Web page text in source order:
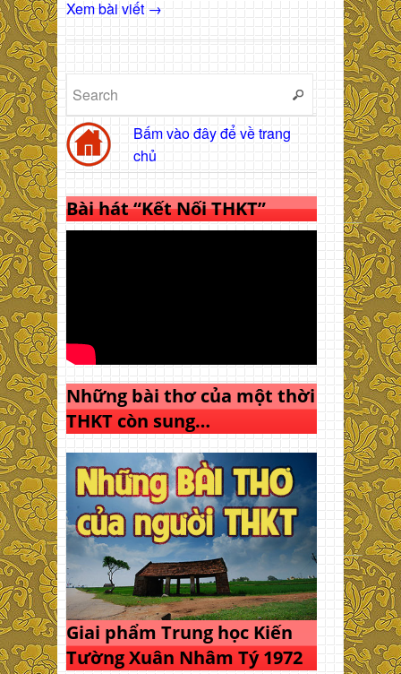
Xem bài viết →
Bấm vào đây để về trang
chủ
Bài hát “Kết Nối THKT”
Những bài thơ của một thời
THKT còn sung…
Giai phẩm Trung học Kiến
Tường Xuân Nhâm Tý 1972